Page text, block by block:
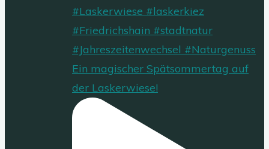
Ein magischer Spätsommertag auf
der Laskerwiese!